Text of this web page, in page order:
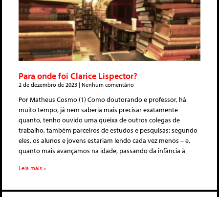
Para onde foi Clarice Lispector?
2 de dezembro de 2023 Nenhum comentário
Por Matheus Cosmo (1) Como doutorando e professor, há
muito tempo, já nem saberia mais precisar exatamente
quanto, tenho ouvido uma queixa de outros colegas de
trabalho, também parceiros de estudos e pesquisas: segundo
eles, os alunos e jovens estariam lendo cada vez menos – e,
quanto mais avançamos na idade, passando da infância à
Leia mais »